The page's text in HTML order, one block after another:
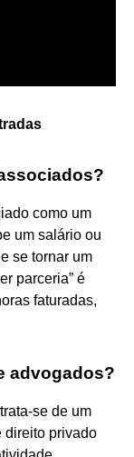
como um
um salário ou
se tornar um
parceria” é
faturadas,
advogados?
se de um
direito privado